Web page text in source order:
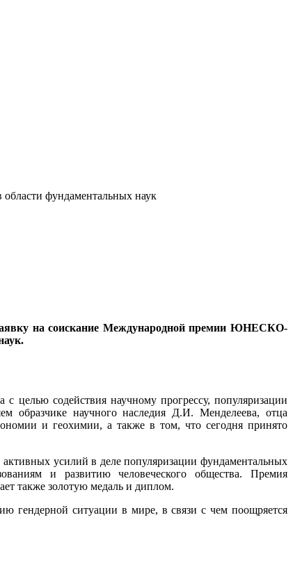
фундаментальных наук
на соискание Международной премии ЮНЕСКО-
содействия научному прогрессу, популяризации
образчике научного наследия Д.И. Менделеева, отца
и геохимии, а также в том, что сегодня принято
усилий в деле популяризации фундаментальных
и развитию человеческого общества. Премия
также золотую медаль и диплом.
гендерной ситуации в мире, в связи с чем поощряется